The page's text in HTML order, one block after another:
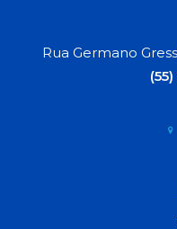
Rua Germano